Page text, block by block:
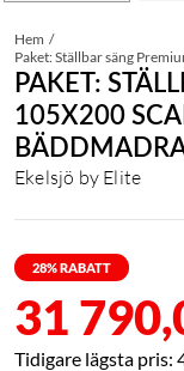
Hem
Paket: Ställbar säng
PAKET:
105X200
Ekelsjö by Elite
28% RABATT
31